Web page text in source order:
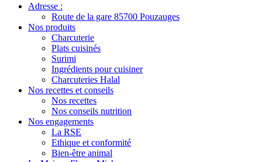
Adresse :
Route de la gare 85700 Pouzauges
Nos produits
Charcuterie
Plats cuisinés
Surimi
Ingrédients pour cuisiner
Charcuteries Halal
Nos recettes et conseils
Nos recettes
Nos conseils nutrition
Nos engagements
La RSE
Ethique et conformité
Bien-être animal